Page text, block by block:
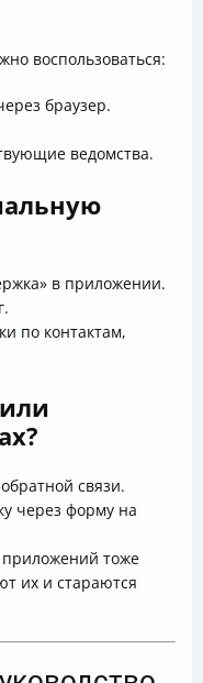
воспользоваться:
браузер.
ведомства.
в приложении.
по контактам,
связи.
через форму на
приложений тоже
их и стараются